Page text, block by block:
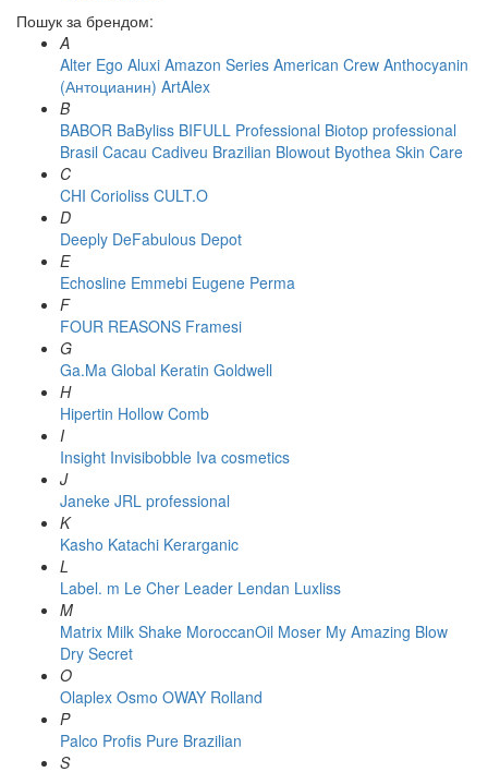
Пошук за брендом:
A
Alter Ego Aluxi Amazon Series American Crew Anthocyanin
(Антоцианин) ArtAlex
B
BABOR BaByliss BIFULL Professional Biotop professional
Brasil Cacau Сadiveu Brazilian Blowout Byothea Skin Care
C
CHI Corioliss CULT.O
D
Deeply DeFabulous Depot
E
Echosline Emmebi Eugene Perma
F
FOUR REASONS Framesi
G
Ga.Ma Global Keratin Goldwell
H
Hipertin Hollow Comb
I
Insight Invisibobble Iva cosmetics
J
Janeke JRL professional
K
Kasho Katachi Kerarganic
L
Label. m Le Cher Leader Lendan Luxliss
M
Matrix Milk Shake MoroccanOil Moser My Amazing Blow
Dry Secret
O
Olaplex Osmo OWAY Rolland
P
Palco Profis Pure Brazilian
S